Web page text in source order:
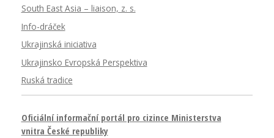
South East Asia – liaison, z. s.
Info-dráček
Ukrajinská iniciativa
Ukrajinsko Evropská Perspektiva
Ruská tradice
Oficiální informační portál pro cizince Ministerstva
vnitra České republiky